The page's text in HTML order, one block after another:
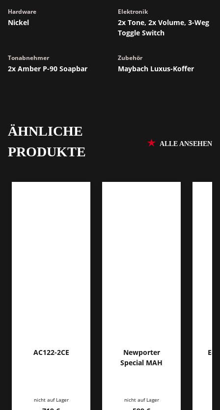
Hardware
Nickel
Elektronik
2x Tone, 2x Volume, 3-Weg
Toggle Switch
Tonabnehmer
2x Amber P-90 Soapbar
Zubehör
Maybach Luxus-Koffer
ÄHNLICHE
PRODUKTE
ALLE ANSEHEN
AC122-2CE
nicht auf Lager
Newporter
Special MAH
nicht auf Lager